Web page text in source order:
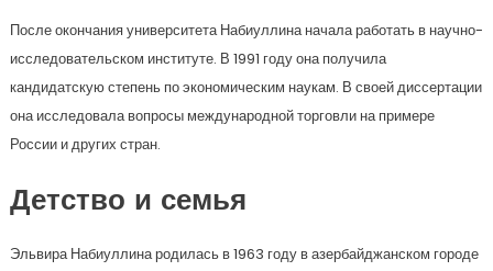
После окончания университета Набиуллина начала работать в научно-
исследовательском институте. В 1991 году она получила
кандидатскую степень по экономическим наукам. В своей диссертации
она исследовала вопросы международной торговли на примере
России и других стран.
Детство и семья
Эльвира Набиуллина родилась в 1963 году в азербайджанском городе